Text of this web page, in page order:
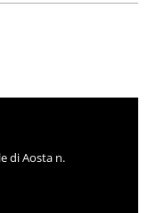
di Aosta n.